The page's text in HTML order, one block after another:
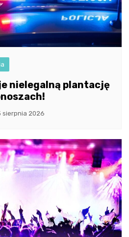
nielegalną plantację
sierpnia 2026